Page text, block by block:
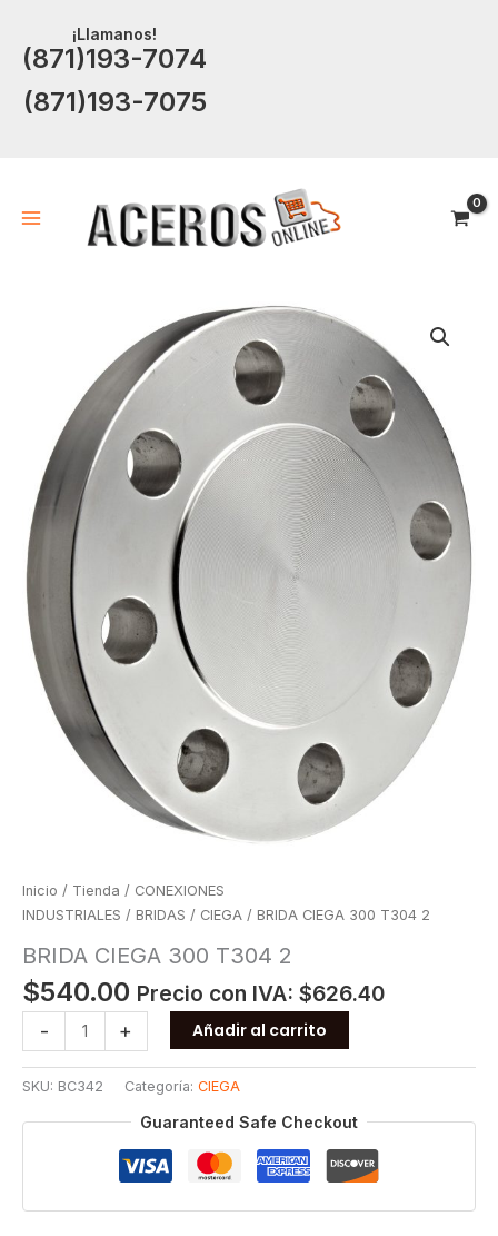
contenido
¡Llamanos!
(871)193-7074
(871)193-7075
Inicio / Tienda / CONEXIONES
INDUSTRIALES / BRIDAS / CIEGA / BRIDA CIEGA 300 T304 2
BRIDA CIEGA 300 T304 2
$540.00 Precio con IVA: $626.40
-
CIEGA
300
T304
2
+ Añadir al carrito
SKU: BC342 Categoría: CIEGA
Guaranteed Safe Checkout